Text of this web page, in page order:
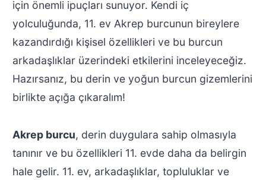
için önemli ipuçları sunuyor. Kendi iç
yolculuğunda, 11. ev Akrep burcunun bireylere
kazandırdığı kişisel özellikleri ve bu burcun
arkadaşlıklar üzerindeki etkilerini inceleyeceğiz.
Hazırsanız, bu derin ve yoğun burcun gizemlerini
birlikte açığa çıkaralım!
Akrep burcu, derin duygulara sahip olmasıyla
tanınır ve bu özellikleri 11. evde daha da belirgin
hale gelir. 11. ev, arkadaşlıklar, topluluklar ve